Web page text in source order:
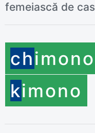
femeiască de
chimono
kimono